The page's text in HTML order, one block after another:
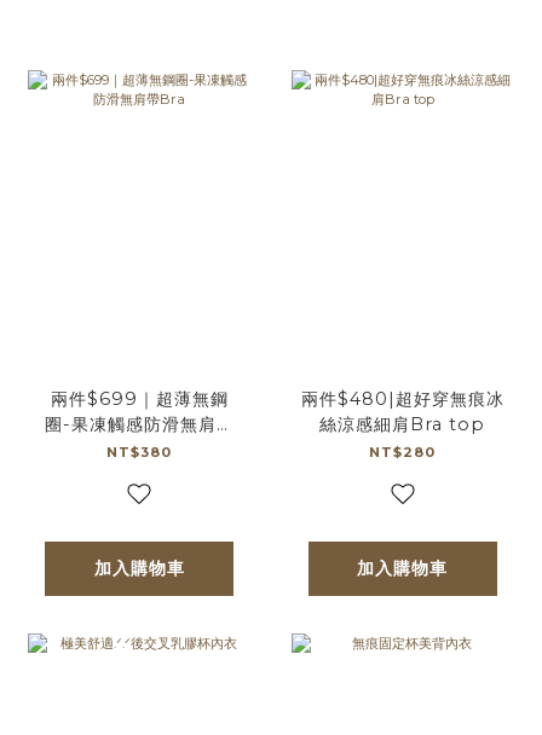
兩件$699｜超薄無鋼
圈-果凍觸感防滑無肩帶
Bra
NT$380
加入購物車
兩件$480|超好穿無痕冰
絲涼感細肩Bra top
NT$280
加入購物車